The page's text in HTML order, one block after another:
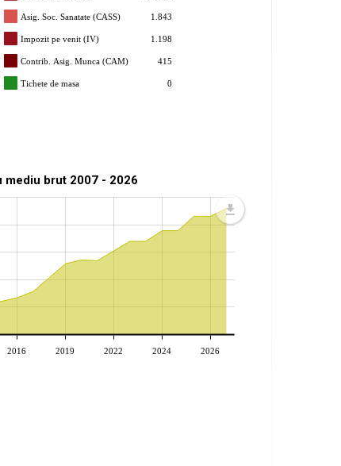
Asig. Soc. Sanatate (CASS) 1.843
Impozit pe venit (IV) 1.198
Contrib. Asig. Munca (CAM) 415
Tichete de masa 0
mediu brut 2007 - 2026
2016 2019 2022 2024 2026